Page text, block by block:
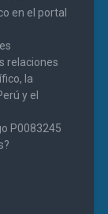
en el portal
relaciones
la
y el
P0083245